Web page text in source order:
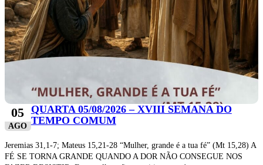
05
AGO
QUARTA 05/08/2026 – XVIII SEMANA DO
TEMPO COMUM
Jeremias 31,1-7; Mateus 15,21-28 “Mulher, grande é a tua fé” (Mt 15,28) A
FÉ SE TORNA GRANDE QUANDO A DOR NÃO CONSEGUE NOS